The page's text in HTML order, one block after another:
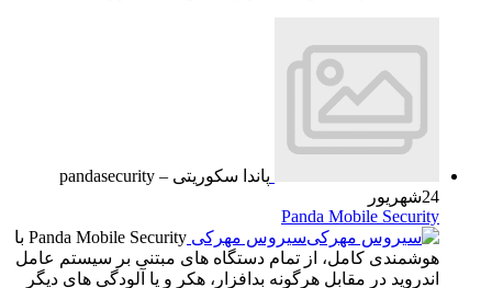
پاندا سکوریتی – pandasecurity
24شهریور
Panda Mobile Security
سیروس مهرکی
Panda Mobile Security با
هوشمندی کامل، از تمام دستگاه های مبتنی بر سیستم عامل
اندروید در مقابل هرگونه بدافزار، هکر و یا آلودگی های دیگر